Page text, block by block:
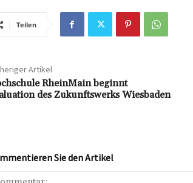
Teilen
Artikel
RheinMain beginnt
des Zukunftswerks Wiesbaden
Sie den Artikel